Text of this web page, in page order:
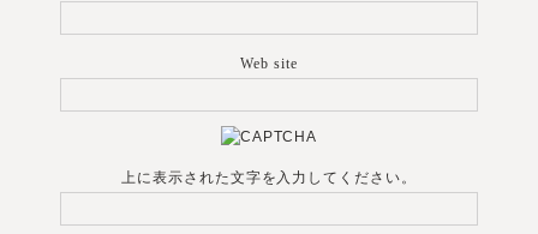
Web site
上に表示された文字を入力してください。